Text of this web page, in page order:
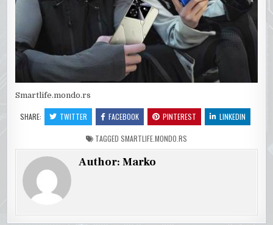
Smartlife.mondo.rs
SHARE: TWITTER FACEBOOK PINTEREST LINKEDIN
TAGGED SMARTLIFE.MONDO.RS
Author:Marko